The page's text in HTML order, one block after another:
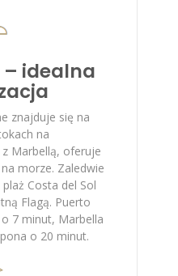
– idealna
znajduje się na
na
z Marbellą, oferuje
morze. Zaledwie
Costa del Sol
Flagą. Puerto
7 minut, Marbella
o 20 minut.